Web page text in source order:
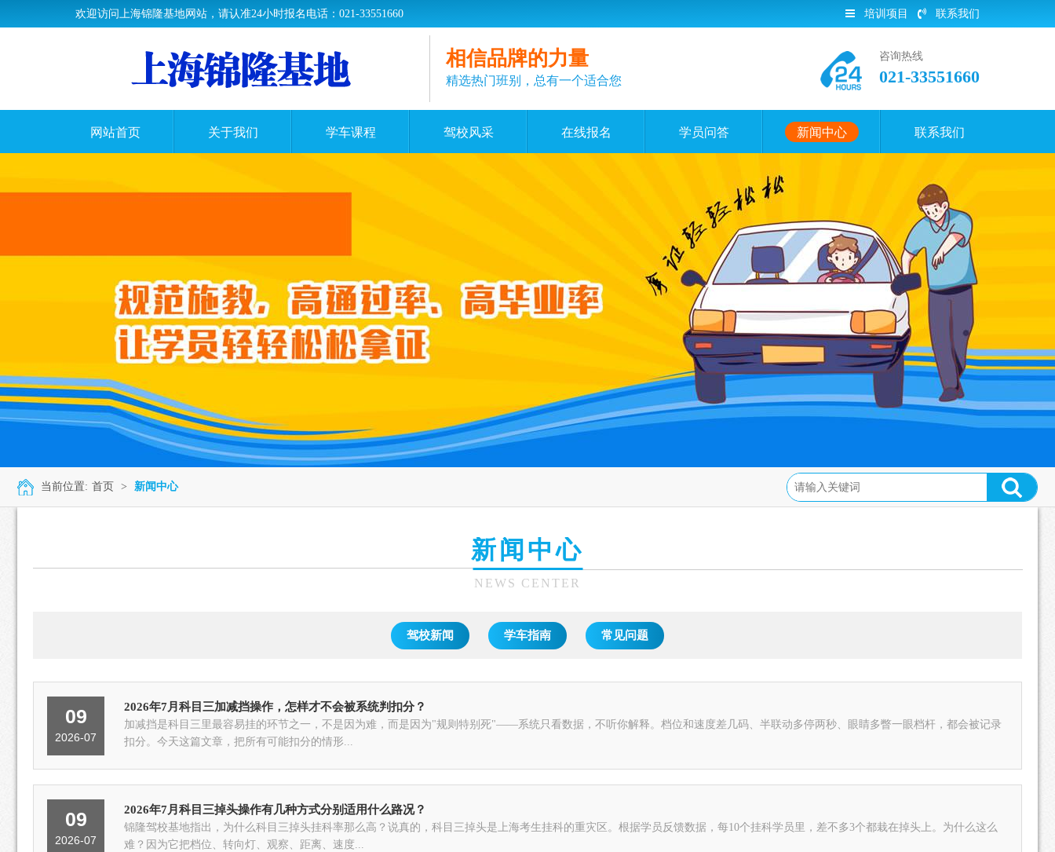
欢迎访问上海锦隆基地网站，请认准24小时报名电话：021-33551660 培训项目 联系我们
相信品牌的力量
精选热门班别，总有一个适合您
咨询热线
021-33551660
网站首页 关于我们 学车课程 驾校风采 在线报名 学员问答 新闻中心 联系我们
当前位置: 首页 > 新闻中心
新闻中心
NEWS CENTER
驾校新闻 学车指南 常见问题
09
2026-07
2026年7月科目三加减挡操作，怎样才不会被系统判扣分？
加减挡是科目三里最容易挂的环节之一，不是因为难，而是因为"规则特别死"——系统只看数据，不听你解释。档位和速度差几码、半联动多停两秒、眼睛多瞥一眼档杆，都会被记录
扣分。今天这篇文章，把所有可能扣分的情形...
09
2026-07
2026年7月科目三掉头操作有几种方式分别适用什么路况？
锦隆驾校基地指出，为什么科目三掉头挂科率那么高？说真的，科目三掉头是上海考生挂科的重灾区。根据学员反馈数据，每10个挂科学员里，差不多3个都栽在掉头上。为什么这么
难？因为它把档位、转向灯、观察、距离、速度...